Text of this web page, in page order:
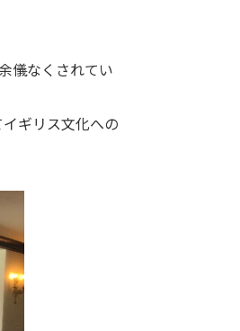
儀なくされてい
ギリス文化への